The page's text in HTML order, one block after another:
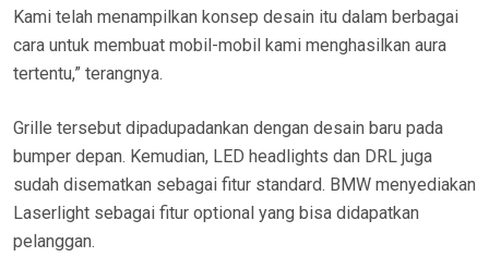
Kami telah menampilkan konsep desain itu dalam berbagai
cara untuk membuat mobil-mobil kami menghasilkan aura
tertentu,” terangnya.
Grille tersebut dipadupadankan dengan desain baru pada
bumper depan. Kemudian, LED headlights dan DRL juga
sudah disematkan sebagai fitur standard. BMW menyediakan
Laserlight sebagai fitur optional yang bisa didapatkan
pelanggan.